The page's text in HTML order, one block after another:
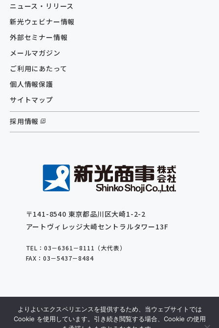
ニュース・リリース
新光ウェビナー情報
外部セミナー情報
メールマガジン
ご利用にあたって
個人情報保護
サイトマップ
採用情報
〒141-8540 東京都品川区⼤崎1-2-2
アートヴィレッジ⼤崎セントラルタワー13F
TEL：03－6361－8111（大代表）
FAX：03－5437－8484
© Shinko Shoji Co.,Ltd. All Right Reserved.
よりよいエクスペリエンスを提供するため、当ウェブサイトでは
Cookie を使用しています。引き続き閲覧する場合、Cookie の使用